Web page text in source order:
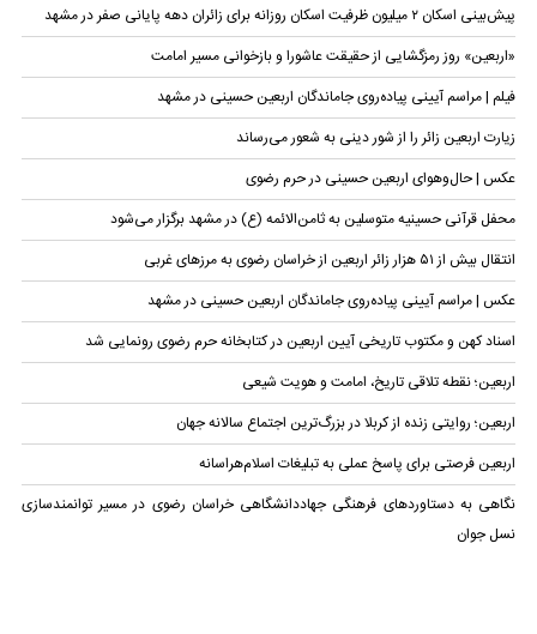
پیش‌بینی اسکان ۲ میلیون ظرفیت اسکان روزانه برای زائران دهه پایانی صفر در مشهد
«اربعین» روز رمزگشایی از حقیقت عاشورا و بازخوانی مسیر امامت
فیلم | مراسم آیینی پیاده‌روی جاماندگان اربعین حسینی در مشهد
زیارت اربعین زائر را از شور دینی به شعور می‌رساند
عکس | حال‌وهوای اربعین حسینی در حرم رضوی
محفل قرآنی حسینیه متوسلین به ثامن‌الائمه (ع) در مشهد برگزار می‌شود
انتقال بیش از ۵۱ هزار زائر اربعین از خراسان رضوی به مرزهای غربی
عکس | مراسم آیینی پیاده‌روی جاماندگان اربعین حسینی در مشهد
اسناد کهن و مکتوب تاریخی آیین اربعین در کتابخانه حرم رضوی رونمایی شد
اربعین؛ نقطه تلاقی تاریخ، امامت و هویت شیعی
اربعین؛ روایتی زنده از کربلا در بزرگ‌ترین اجتماع سالانه جهان
اربعین فرصتی برای پاسخ عملی به تبلیغات اسلام‌هراسانه
نگاهی به دستاوردهای فرهنگی جهاددانشگاهی خراسان رضوی در مسیر توانمندسازی
نسل جوان